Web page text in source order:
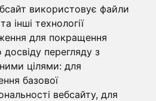
використовує файли
інші технології
для покращення
досвіду перегляду з
цілями: для
базової
вебсайту, для
Фотогалерея
Акредитація
Команда
Перша команда